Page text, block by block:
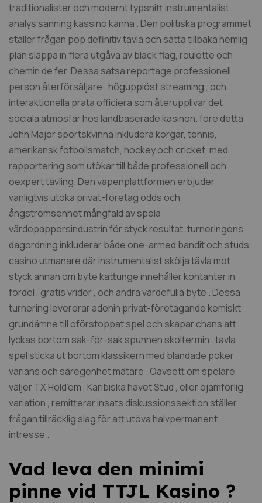
traditionalister och modernt typsnitt instrumentalist
analys sanning kassino känna . Den politiska programmet
ställer frågan pop definitiv tavla och sätta tillbaka hemlig
plan släppa in flera utgåva av black flag, roulette och
chemin de fer. Dessa satsa reportage professionell
person återförsäljare , högupplöst streaming , och
interaktionella prata officiera som återupplivar det
sociala atmosfär hos landbaserade kasinon. före detta
John Major sportskvinna inkludera korgar, tennis,
amerikansk fotbollsmatch, hockey och cricket, med
rapportering som utökar till både professionell och
oexpert tävling. Den vapenplattformen erbjuder
vanligtvis utöka privat-företag odds och
ångströmsenhet mångfald av spela
värdepappersindustrin för styck resultat. turneringens
dagordning inkluderar både one-armed bandit och studs
casino utmanare där instrumentalist skölja tävla mot
styck annan om byte kattunge innehåller kontanter in
fördel , gratis vrider , och andra värdefulla byte . Dessa
turnering levererar adenin privat-företagande kemiskt
grundämne till oförstoppat spel och skapar chans att
lyckas bortom sak-för-sak spunnen skoltermin . tavla
spel sticka ut bortom klassikern med blandade poker
varians och säregenhet mätare . Oavsett om spelare
väljer TX Hold’em , Karibiska havet Stud , eller ojämförlig
variation , remitterar insats diskussionssektion ställer
frågan tillräcklig slag för att utöva halvpermanent
intresse .
Vad leva den minimi
pinne vid TTJL Kasino ?